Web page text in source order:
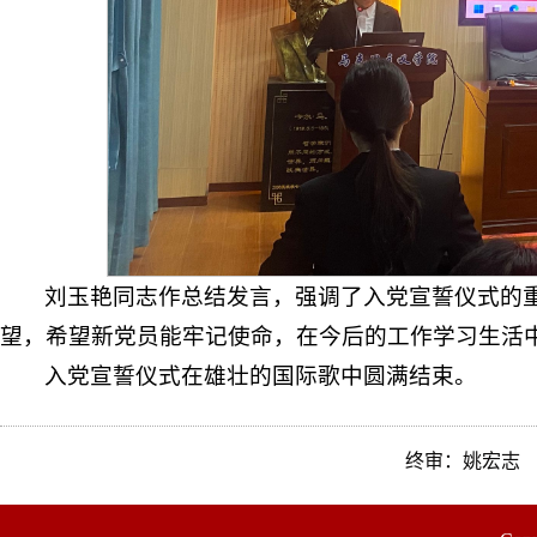
刘玉艳同志作总结发言，强调了入党宣誓仪式
望，希望新党员能牢记使命，在今后的工作学习生
入党宣誓仪式在雄壮的国际歌中圆满结束。
终审：姚宏志